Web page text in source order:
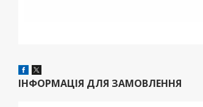
ІНФОРМАЦІЯ ДЛЯ ЗАМОВЛЕННЯ